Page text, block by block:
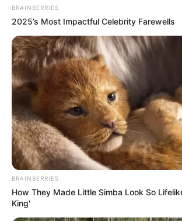
BRAINBERRIES
2025’s Most Impactful Celebrity Farewells
BRAINBERRIES
How They Made Little Simba Look So
King'